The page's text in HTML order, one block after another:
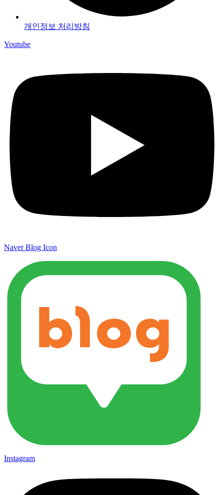
개인정보 처리방침
Youtube
Naver Blog Icon
Instagram